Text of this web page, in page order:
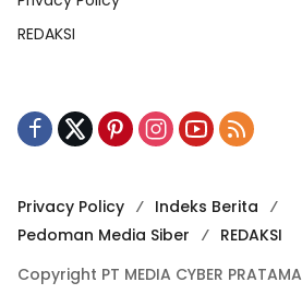
REDAKSI
Privacy Policy
Indeks Berita
Pedoman Media Siber
REDAKSI
Copyright PT MEDIA CYBER PRATAMA